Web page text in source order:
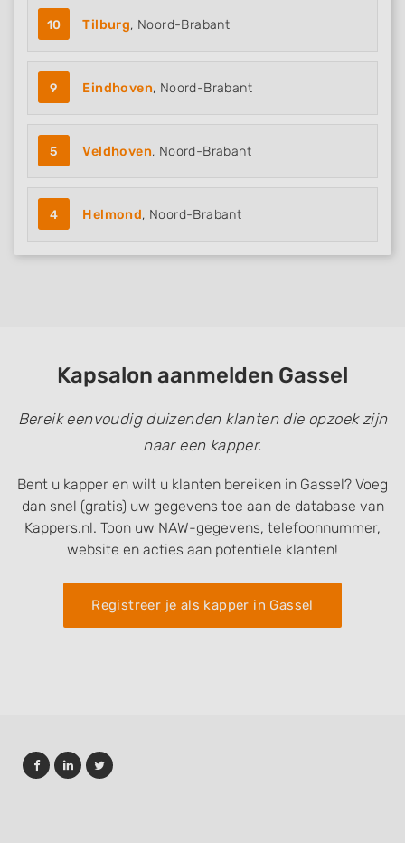
10 Tilburg, Noord-Brabant
9 Eindhoven, Noord-Brabant
5 Veldhoven, Noord-Brabant
4 Helmond, Noord-Brabant
Kapsalon aanmelden Gassel
Bereik eenvoudig duizenden klanten die opzoek zijn
naar een kapper.
Bent u kapper en wilt u klanten bereiken in Gassel? Voeg
dan snel (gratis) uw gegevens toe aan de database van
Kappers.nl. Toon uw NAW-gegevens, telefoonnummer,
website en acties aan potentiele klanten!
Registreer je als kapper in Gassel